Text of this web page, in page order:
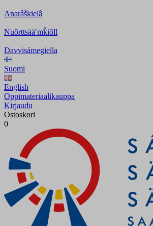
Anarâškielâ
Nuõrttsääʹmǩiõll
Davvisámegiella
Suomi
English
Oppimateriaalikauppa
Kirjaudu
Ostoskori
0